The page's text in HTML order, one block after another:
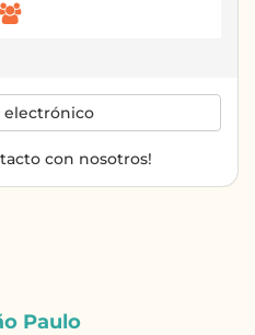
Paulo
con nosotros!